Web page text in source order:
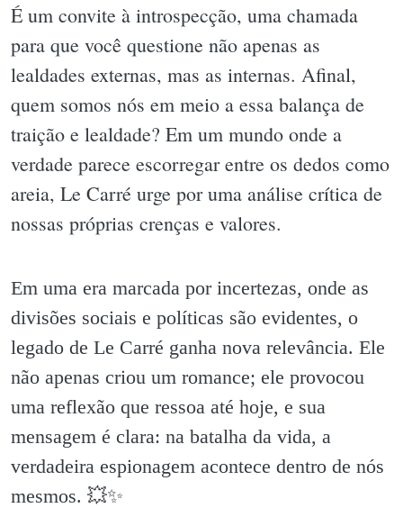
É um convite à introspecção, uma chamada
para que você questione não apenas as
lealdades externas, mas as internas. Afinal,
quem somos nós em meio a essa balança de
traição e lealdade? Em um mundo onde a
verdade parece escorregar entre os dedos como
areia, Le Carré urge por uma análise crítica de
nossas próprias crenças e valores.
Em uma era marcada por incertezas, onde as
divisões sociais e políticas são evidentes, o
legado de Le Carré ganha nova relevância. Ele
não apenas criou um romance; ele provocou
uma reflexão que ressoa até hoje, e sua
mensagem é clara: na batalha da vida, a
verdadeira espionagem acontece dentro de nós
mesmos. 💥✨️